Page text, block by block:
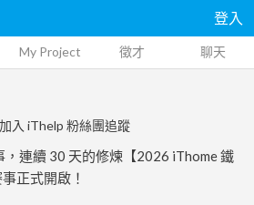
登入
My Project 徵才 聊天
入 iThelp 粉絲團追蹤
，連續 30 天的修煉【2026 iThome 鐵
正式開啟！